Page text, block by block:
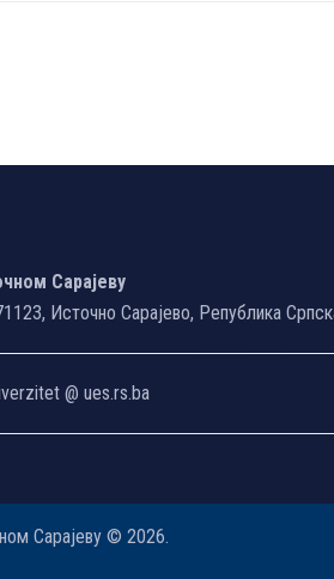
Сарајеву
Источно Сарајево, Република
@ ues.rs.ba
Сарајеву © 2026.